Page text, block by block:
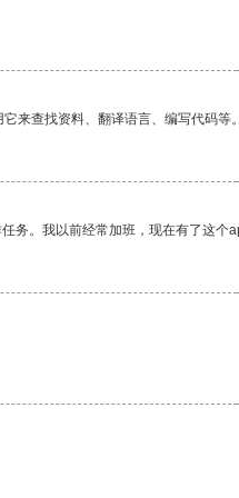
来查找资料、翻译语言、编写代码等。
。我以前经常加班，现在有了这个